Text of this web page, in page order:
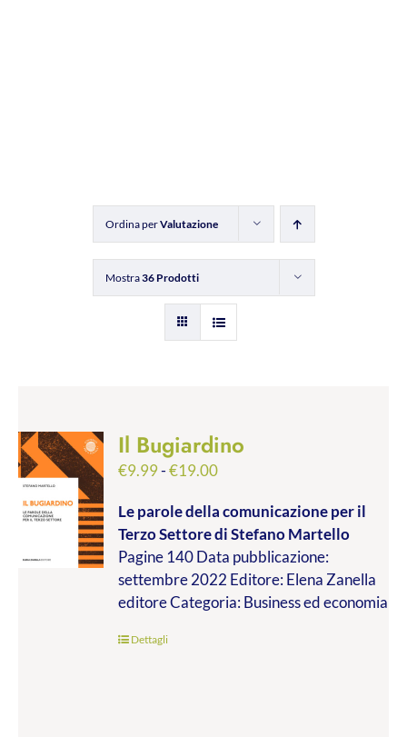
Ordina perValutazione
Mostra36 Prodotti
Il Bugiardino
€9.99-€19.00Fascia
prezzo:
da
€9.99
a
€19.00
Le parole della comunicazione per il
Terzo Settoredi Stefano Martello
Pagine 140 Data pubblicazione:
settembre 2022 Editore: Elena Zanella
editore Categoria: Business ed economia
Dettagli